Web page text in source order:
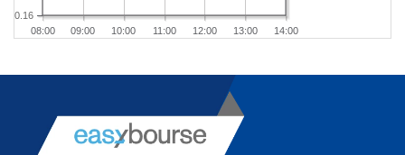
08:00 09:00 10:00 11:00 12:00 13:00 14:00
0.16